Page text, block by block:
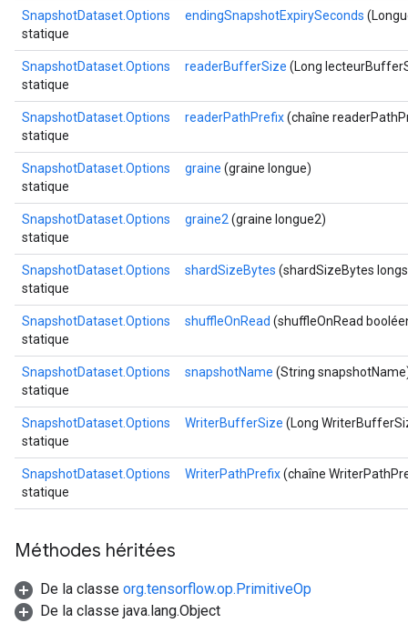
SnapshotDataset.Options
statique
endingSnapshotExpirySeconds
SnapshotDataset.Options
statique
readerBufferSize (Long
SnapshotDataset.Options
statique
readerPathPrefix(chaîne
SnapshotDataset.Options
statique
graine (graine longue)
SnapshotDataset.Options
statique
graine2 (graine longue2)
SnapshotDataset.Options
statique
shardSizeBytes (shardSizeBytes
SnapshotDataset.Options
statique
shuffleOnRead (shuffleOnRead
SnapshotDataset.Options
statique
snapshotName (String
SnapshotDataset.Options
statique
WriterBufferSize (Long
SnapshotDataset.Options
statique
WriterPathPrefix(chaîne
Méthodes héritées
De la classe org.tensorflow.op.PrimitiveOp
De la classe java.lang.Object